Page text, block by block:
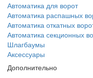
Автоматика для ворот
Автоматика распашных
Автоматика откатных
Автоматика секционных
Шлагбаумы
Аксессуары
Дополнительно